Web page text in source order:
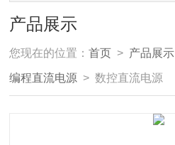
产品展示
您现在的位置：首页 > 产品展示
编程直流电源 > 数控直流电源